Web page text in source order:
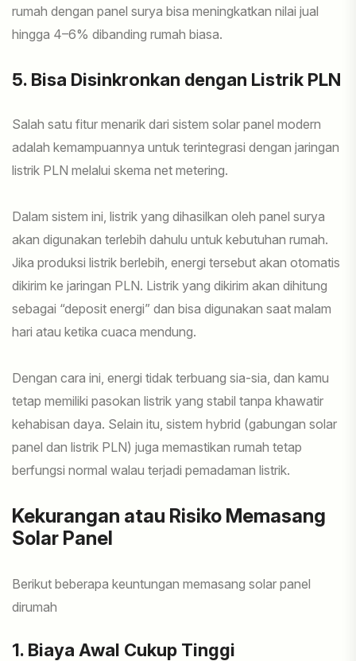
rumah dengan panel surya bisa meningkatkan nilai jual
hingga 4–6% dibanding rumah biasa.
5. Bisa Disinkronkan dengan Listrik PLN
Salah satu fitur menarik dari sistem solar panel modern
adalah kemampuannya untuk terintegrasi dengan jaringan
listrik PLN melalui skema net metering.
Dalam sistem ini, listrik yang dihasilkan oleh panel surya
akan digunakan terlebih dahulu untuk kebutuhan rumah.
Jika produksi listrik berlebih, energi tersebut akan otomatis
dikirim ke jaringan PLN. Listrik yang dikirim akan dihitung
sebagai “deposit energi” dan bisa digunakan saat malam
hari atau ketika cuaca mendung.
Dengan cara ini, energi tidak terbuang sia-sia, dan kamu
tetap memiliki pasokan listrik yang stabil tanpa khawatir
kehabisan daya. Selain itu, sistem hybrid (gabungan solar
panel dan listrik PLN) juga memastikan rumah tetap
berfungsi normal walau terjadi pemadaman listrik.
Kekurangan atau Risiko Memasang
Solar Panel
Berikut beberapa keuntungan memasang solar panel
dirumah
1. Biaya Awal Cukup Tinggi